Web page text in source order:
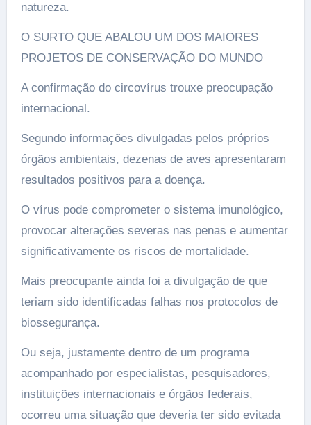
natureza.
O SURTO QUE ABALOU UM DOS MAIORES
PROJETOS DE CONSERVAÇÃO DO MUNDO
A confirmação do circovírus trouxe preocupação
internacional.
Segundo informações divulgadas pelos próprios
órgãos ambientais, dezenas de aves apresentaram
resultados positivos para a doença.
O vírus pode comprometer o sistema imunológico,
provocar alterações severas nas penas e aumentar
significativamente os riscos de mortalidade.
Mais preocupante ainda foi a divulgação de que
teriam sido identificadas falhas nos protocolos de
biossegurança.
Ou seja, justamente dentro de um programa
acompanhado por especialistas, pesquisadores,
instituições internacionais e órgãos federais,
ocorreu uma situação que deveria ter sido evitada